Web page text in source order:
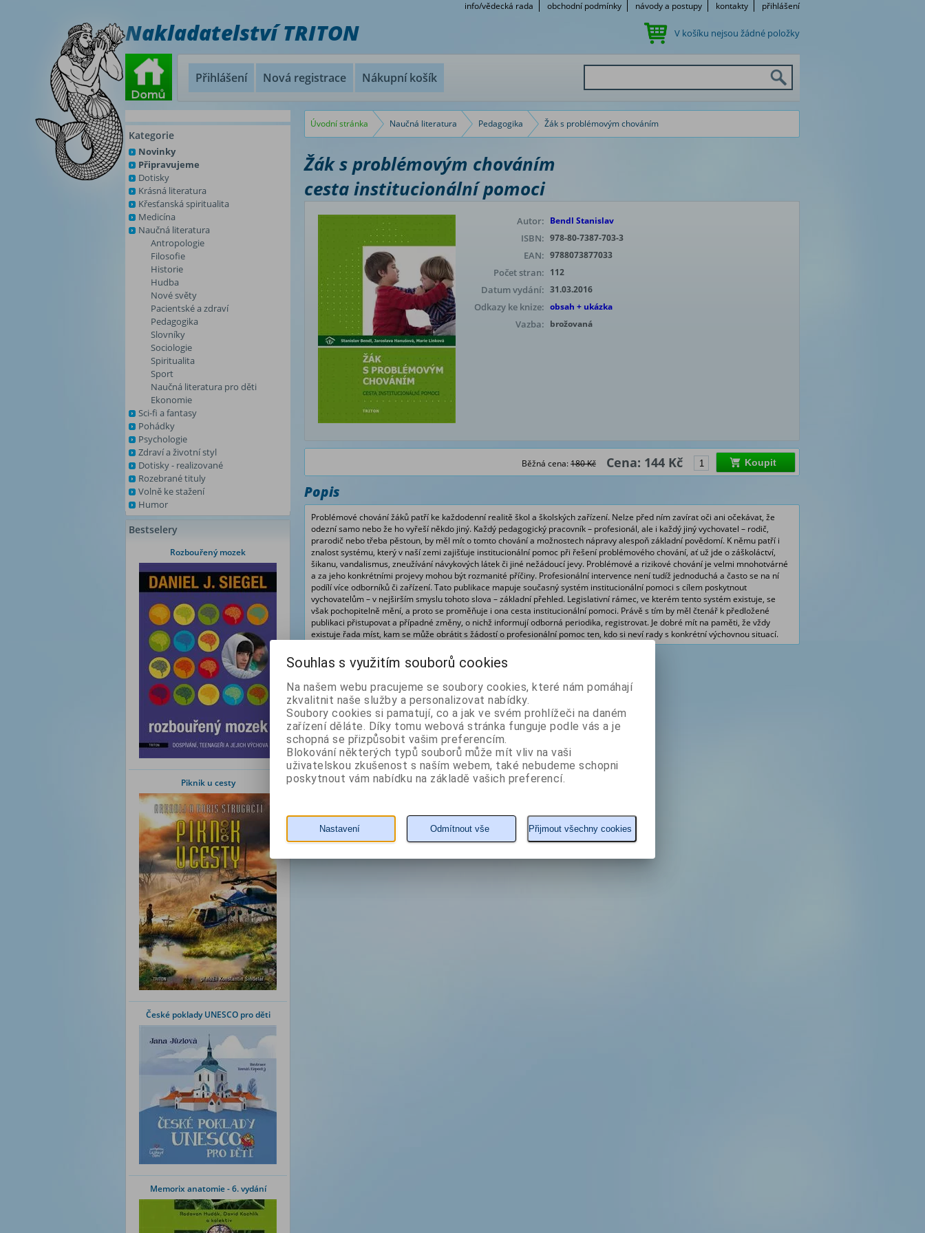
info/vědecká rada obchodní podmínky návody a postupy kontakty přihlášení
Nakladatelství TRITON V košíku nejsou žádné položky
Přihlášení Nová registrace Nákupní košík
Kategorie
Novinky
Připravujeme
Dotisky
Krásná literatura
Křesťanská spiritualita
Medicína
Naučná literatura
Antropologie
Filosofie
Historie
Hudba
Nové světy
Pacientské a zdraví
Pedagogika
Slovníky
Sociologie
Spiritualita
Sport
Naučná literatura pro děti
Ekonomie
Sci-fi a fantasy
Pohádky
Psychologie
Zdraví a životní styl
Dotisky - realizované
Rozebrané tituly
Volně ke stažení
Humor
Bestselery
Rozbouřený mozek
Piknik u cesty
České poklady UNESCO pro děti
Memorix anatomie - 6. vydání
Úvodní stránka Naučná literatura Pedagogika Žák s problémovým chováním
Žák s problémovým chováním
cesta institucionální pomoci
Autor: Bendl Stanislav
ISBN: 978-80-7387-703-3
EAN: 9788073877033
Počet stran: 112
Datum vydání: 31.03.2016
Odkazy ke knize: obsah + ukázka
Vazba: brožovaná
Běžná cena:180 Kč Cena: 144 Kč Koupit
Popis
Problémové chování žáků patří ke každodenní realitě škol a školských zařízení. Nelze před ním zavírat oči ani očekávat, že
odezní samo nebo že ho vyřeší někdo jiný. Každý pedagogický pracovník – profesionál, ale i každý jiný vychovatel – rodič,
prarodič nebo třeba pěstoun, by měl mít o tomto chování a možnostech nápravy alespoň základní povědomí. K němu patří i
znalost systému, který v naší zemi zajišťuje institucionální pomoc při řešení problémového chování, ať už jde o záškoláctví,
šikanu, vandalismus, zneužívání návykových látek či jiné nežádoucí jevy. Problémové a rizikové chování je velmi mnohotvárné
a za jeho konkrétními projevy mohou být rozmanité příčiny. Profesionální intervence není tudíž jednoduchá a často se na ní
podílí více odborníků či zařízení. Tato publikace mapuje současný systém institucionální pomoci s cílem poskytnout
vychovatelům – v nejširším smyslu tohoto slova – základní přehled. Legislativní rámec, ve kterém tento systém existuje, se
však pochopitelně mění, a proto se proměňuje i ona cesta institucionální pomoci. Právě s tím by měl čtenář k předložené
publikaci přistupovat a případné změny, o nichž informují odborná periodika, registrovat. Je dobré mít na paměti, že vždy
existuje řada míst, kam se může obrátit s žádostí o profesionální pomoc ten, kdo si neví rady s konkrétní výchovnou situací.
Souhlas s využitím souborů cookies
Na našem webu pracujeme se soubory cookies, které nám pomáhají
zkvalitnit naše služby a personalizovat nabídky.
Soubory cookies si pamatují, co a jak ve svém prohlížeči na daném
zařízení děláte. Díky tomu webová stránka funguje podle vás a je
schopná se přizpůsobit vašim preferencím.
Blokování některých typů souborů může mít vliv na vaši
uživatelskou zkušenost s naším webem, také nebudeme schopni
poskytnout vám nabídku na základě vašich preferencí.
Nastavení Odmítnout vše Přijmout všechny cookies